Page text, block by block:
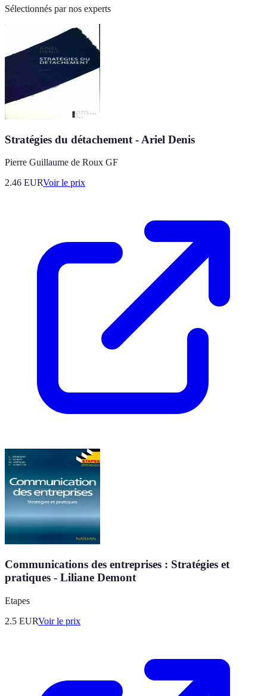
Sélectionnés par nos experts
Stratégies du détachement - Ariel Denis
Pierre Guillaume de Roux GF
2.46 EURVoir le prix
Communications des entreprises : Stratégies et
pratiques - Liliane Demont
Etapes
2.5 EURVoir le prix